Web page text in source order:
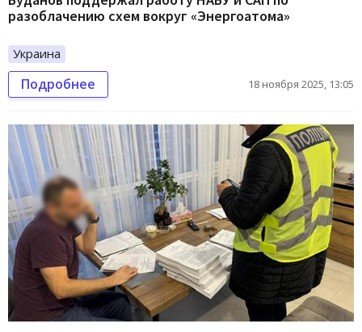
разоблачению схем вокруг «Энергоатома»
Украина
Подробнее 18 ноября 2025, 13:05